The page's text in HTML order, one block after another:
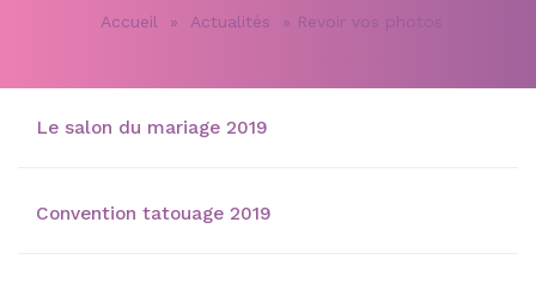
Accueil » Actualités » Revoir vos photos
Le salon du mariage 2019
Convention tatouage 2019